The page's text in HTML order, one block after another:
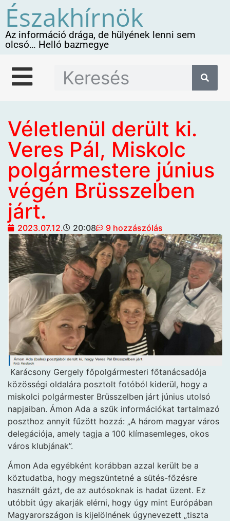
Északhírnök
Az információ drága, de hülyének lenni sem
olcsó… Helló bazmegye
Véletlenül derült ki.
Veres Pál, Miskolc
polgármestere június
végén Brüsszelben
járt.
2023.07.12. 20:08 9 hozzászólás
Karácsony Gergely főpolgármesteri főtanácsadója
közösségi oldalára posztolt fotóból kiderül, hogy a
miskolci polgármester Brüsszelben járt június utolsó
napjaiban. Ámon Ada a szűk információkat tartalmazó
poszthoz annyit fűzött hozzá: „A három magyar város
delegációja, amely tagja a 100 klímasemleges, okos
város klubjának”.
Ámon Ada egyébként korábban azzal került be a
köztudatba, hogy megszüntetné a sütés-főzésre
használt gázt, de az autósoknak is hadat üzent. Ez
utóbbit úgy akarják elérni, hogy úgy mint Európában
Magyarországon is kijelölnének úgynevezett „tiszta